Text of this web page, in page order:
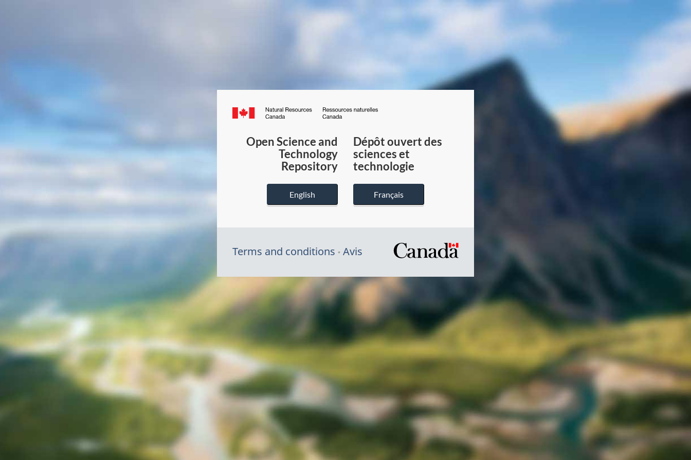
Canada.ca
du
Canada
Open Science and
Technology
Repository
English
Dépôt ouvert des
sciences et
technologie
Français
Terms and conditions Avis
/
gouvernement
du